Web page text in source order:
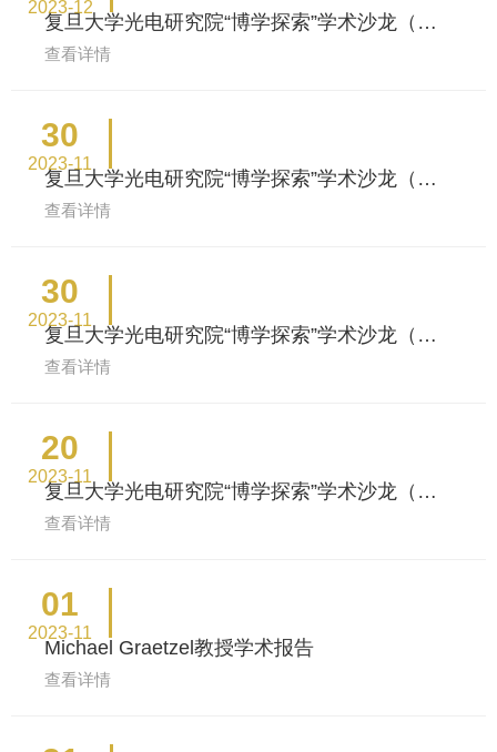
2023-12
复旦大学光电研究院“博学探索”学术沙龙（第
24场）
查看详情
30
2023-11
复旦大学光电研究院“博学探索”学术沙龙（第
23场）
查看详情
30
2023-11
复旦大学光电研究院“博学探索”学术沙龙（第
22场）
查看详情
20
2023-11
复旦大学光电研究院“博学探索”学术沙龙（第
21场）
查看详情
01
2023-11
Michael Graetzel教授学术报告
查看详情